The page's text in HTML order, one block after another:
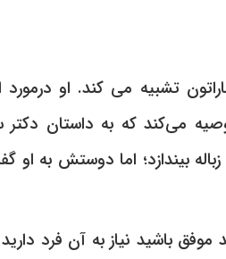
تشبیه می کند. او درمورد
می‌کند که به داستان
بیندازد؛ اما دوستش به او
باشید نیاز به آن فرد